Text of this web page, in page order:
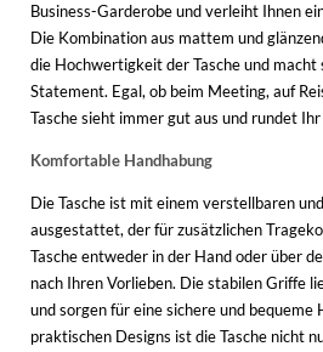
Business-Garderobe und verleiht Ihnen
Die Kombination aus mattem und
die Hochwertigkeit der Tasche und macht
Statement. Egal, ob beim Meeting, auf
Tasche sieht immer gut aus und rundet
Komfortable Handhabung
Die Tasche ist mit einem verstellbaren
ausgestattet, der für zusätzlichen
Tasche entweder in der Hand oder über
nach Ihren Vorlieben. Die stabilen Griffe
und sorgen für eine sichere und bequeme
praktischen Designs ist die Tasche nicht